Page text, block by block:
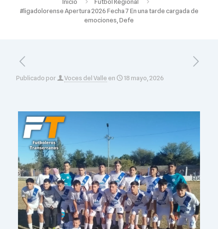
#ligadolorense Apertura 2026 Fecha 7 En una tarde cargada de
emociones, Defe
Publicado por Voces del Valle en 18 mayo, 2026